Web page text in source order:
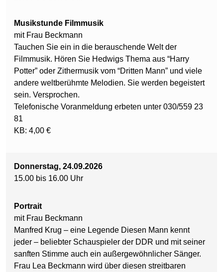
Musikstunde Filmmusik
mit Frau Beckmann
Tauchen Sie ein in die berauschende Welt der
Filmmusik. Hören Sie Hedwigs Thema aus “Harry
Potter” oder Zithermusik vom “Dritten Mann” und viele
andere weltberühmte Melodien. Sie werden begeistert
sein. Versprochen.
Telefonische Voranmeldung erbeten unter 030/559 23
81
KB: 4,00 €
Donnerstag, 24.09.2026
15.00 bis 16.00 Uhr
Portrait
mit Frau Beckmann
Manfred Krug – eine Legende Diesen Mann kennt
jeder – beliebter Schauspieler der DDR und mit seiner
sanften Stimme auch ein außergewöhnlicher Sänger.
Frau Lea Beckmann wird über diesen streitbaren